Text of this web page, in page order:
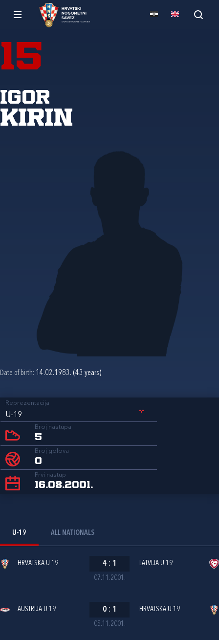
15
Igor
Kirin
Date of birth: 14.02.1983. (43 years)
Reprezentacija
U-19
Broj nastupa
5
Broj golova
0
Prvi nastup
16.08.2001.
U-19 ALL NATIONALS
07.11.2001.
HRVATSKA U-19 4 : 1 LATVIJA U-19
05.11.2001.
AUSTRIJA U-19 0 : 1 HRVATSKA U-19